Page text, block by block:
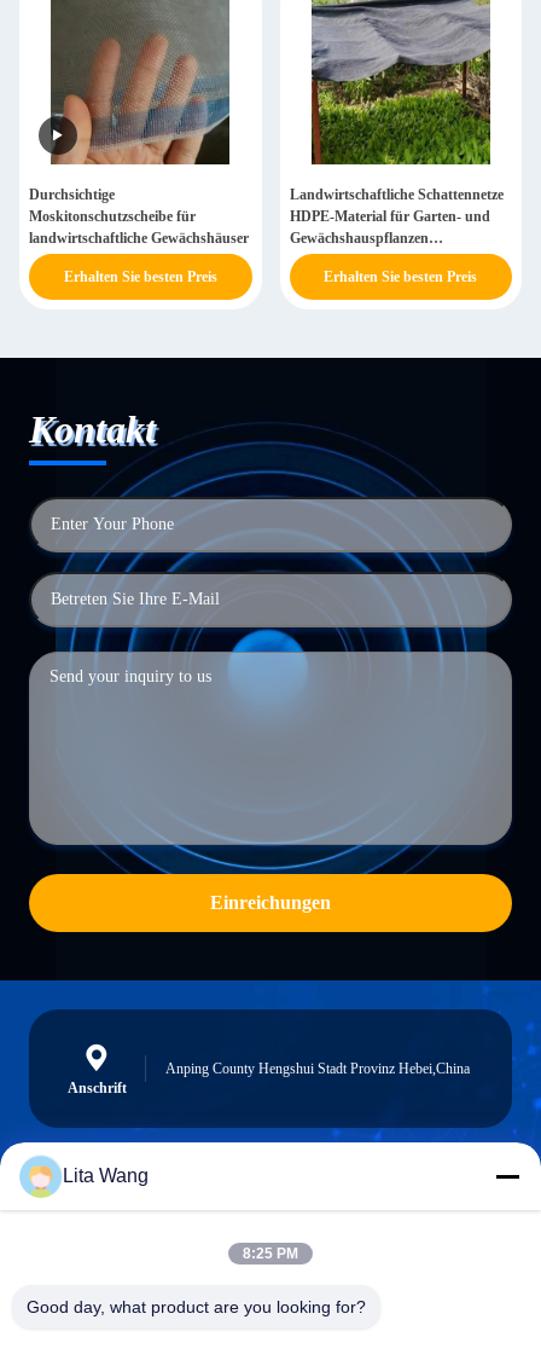
Durchsichtige
Moskitonschutzscheibe für
landwirtschaftliche Gewächshäuser
Erhalten Sie besten Preis
Landwirtschaftliche Schattennetze
HDPE-Material für Garten- und
Gewächshauspflanzen
Sonnenschattennetze
Erhalten Sie besten Preis
Kontakt
Einreichungen
Anschrift
Anping County Hengshui Stadt Provinz Hebei,China
sales@screenmeshnet.com
Lita Wang
8:25 PM
Good day, what product are you looking for?